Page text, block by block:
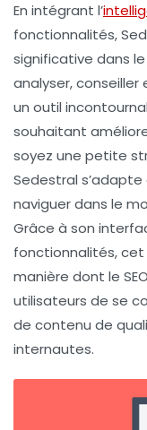
En intégrant l’
fonctionnalités,
significative dans
analyser,
un outil
souhaitant
soyez une petite
Sedestral
naviguer dans le
Grâce à son
fonctionnalités,
manière dont le
utilisateurs de se
de contenu de
internautes.